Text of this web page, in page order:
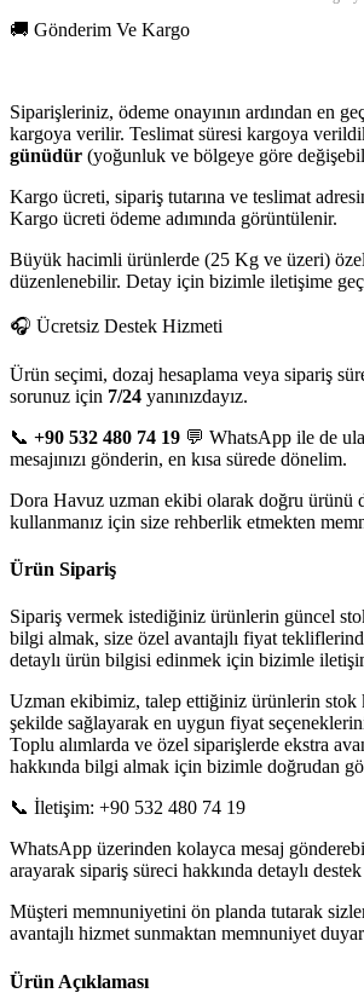
🚚 Gönderim Ve Kargo
Siparişleriniz, ödeme onayının ardından en
kargoya verilir. Teslimat süresi kargoya
günüdür (yoğunluk ve bölgeye göre
Kargo ücreti, sipariş tutarına ve teslimat
Kargo ücreti ödeme adımında görüntülenir.
Büyük hacimli ürünlerde (25 Kg ve üzeri) özel
düzenlenebilir. Detay için bizimle iletişime
🎧 Ücretsiz Destek Hizmeti
Ürün seçimi, dozaj hesaplama veya sipariş
sorunuz için 7/24 yanınızdayız.
📞 +90 532 480 74 19 💬 WhatsApp ile de
mesajınızı gönderin, en kısa sürede dönelim.
Dora Havuz uzman ekibi olarak doğru ürünü
kullanmanız için size rehberlik etmekten
Ürün Sipariş
Sipariş vermek istediğiniz ürünlerin güncel
bilgi almak, size özel avantajlı fiyat
detaylı ürün bilgisi edinmek için bizimle
Uzman ekibimiz, talep ettiğiniz ürünlerin stok
şekilde sağlayarak en uygun fiyat
Toplu alımlarda ve özel siparişlerde ekstra
hakkında bilgi almak için bizimle doğrudan
📞 İletişim: +90 532 480 74 19
WhatsApp üzerinden kolayca mesaj
arayarak sipariş süreci hakkında detaylı
Müşteri memnuniyetini ön planda tutarak
avantajlı hizmet sunmaktan memnuniyet
Ürün Açıklaması